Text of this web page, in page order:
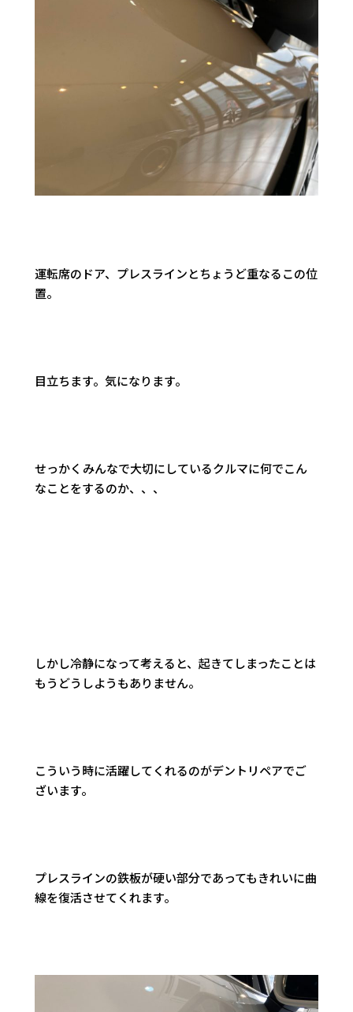
運転席のドア、プレスラインとちょうど重なるこの位
置。
目立ちます。気になります。
せっかくみんなで大切にしているクルマに何でこん
なことをするのか、、、
しかし冷静になって考えると、起きてしまったことは
もうどうしようもありません。
こういう時に活躍してくれるのがデントリペアでご
ざいます。
プレスラインの鉄板が硬い部分であってもきれいに曲
線を復活させてくれます。